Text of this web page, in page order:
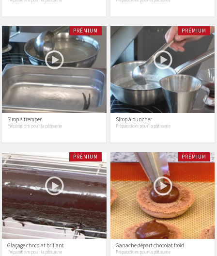
PRÉMIUM
Sirop à tremper
Préparations pour la pâtisserie
PRÉMIUM
Sirop à puncher
Préparations pour la pâtisserie
PRÉMIUM
Glaçage chocolat brillant
Préparations pour la pâtisserie
PRÉMIUM
Ganache départ chocolat froid
Préparations pour la pâtisserie